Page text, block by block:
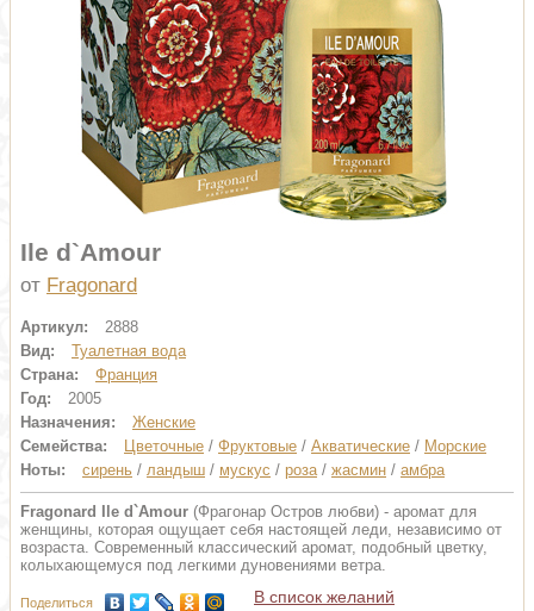
Ile d`Amour
от Fragonard
Артикул:
2888
Вид:
Туалетная вода
Страна:
Франция
Год:
2005
Назначения:
Женские
Семейства:
Цветочные / Фруктовые / Акватические / Морские
Ноты:
сирень / ландыш / мускус / роза/ жасмин / амбра
Fragonard Ile d`Amour (Фрагонар Остров любви) - аромат для
женщины, которая ощущает себя настоящей леди, независимо от
возраста. Современный классический аромат, подобный цветку,
колыхающемуся под легкими дуновениями ветра.
Поделиться В список желаний